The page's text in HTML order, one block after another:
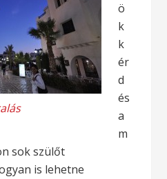
ö
k
k
ér
d
és
a
m
sok szülőt
is lehetne